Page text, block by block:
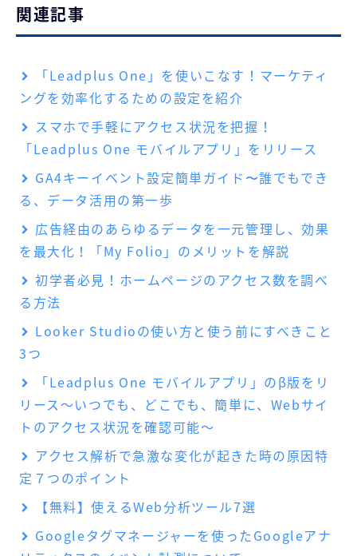
関連記事
「Leadplus One」を使いこなす！マーケティ
ングを効率化するための設定を紹介
スマホで手軽にアクセス状況を把握！
「Leadplus One モバイルアプリ」をリリース
GA4キーイベント設定簡単ガイド〜誰でもでき
る、データ活用の第一歩
広告経由のあらゆるデータを一元管理し、効果
を最大化！「My Folio」のメリットを解説
初学者必見！ホームページのアクセス数を調べ
る方法
Looker Studioの使い方と使う前にすべきこと
3つ
「Leadplus One モバイルアプリ」のβ版をリ
リース～いつでも、どこでも、簡単に、Webサイ
トのアクセス状況を確認可能～
アクセス解析で急激な変化が起きた時の原因特
定７つのポイント
【無料】使えるWeb分析ツール7選
Googleタグマネージャーを使ったGoogleアナ